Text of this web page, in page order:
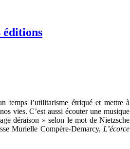
éditions
temps l’utilitarisme étriqué et mettre à
vies. C’est aussi écouter une musique
déraison » selon le mot de Nietzsche
Murielle Compère-Demarcy, L’écorce